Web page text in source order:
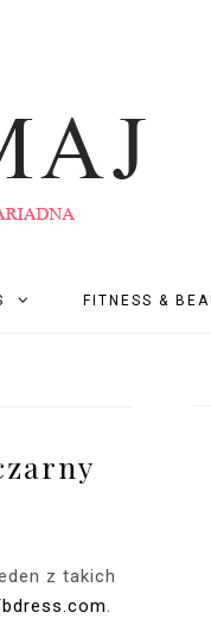
2025 - THE
WIZYTA W
FITNESS &
JAKIEGO
z takich
.